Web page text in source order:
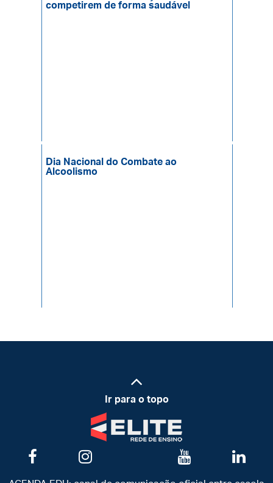
competirem de forma saudável
Dia Nacional do Combate ao
Alcoolismo
Ir para o topo